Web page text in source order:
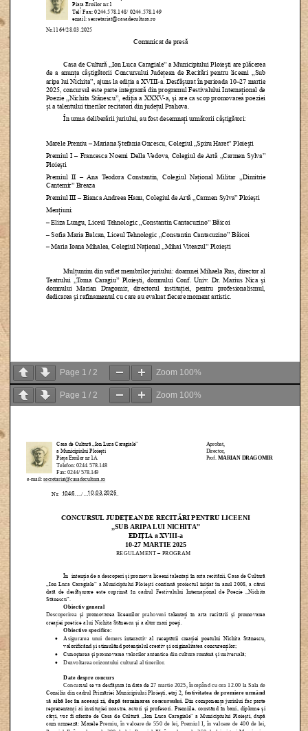
Page 1 / 2 Zoom 100%
Page 1 / 2 Zoom 100%